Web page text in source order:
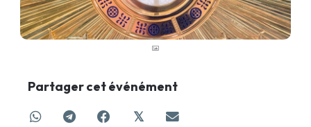
Partager cet événément
𝕏